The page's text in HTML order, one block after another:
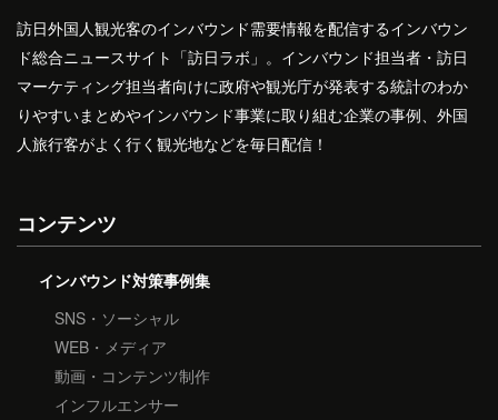
訪日外国人観光客のインバウンド需要情報を配信するインバウン
ド総合ニュースサイト「訪日ラボ」。インバウンド担当者・訪日
マーケティング担当者向けに政府や観光庁が発表する統計のわか
りやすいまとめやインバウンド事業に取り組む企業の事例、外国
人旅行客がよく行く観光地などを毎日配信！
コンテンツ
インバウンド対策事例集
SNS・ソーシャル
WEB・メディア
動画・コンテンツ制作
インフルエンサー